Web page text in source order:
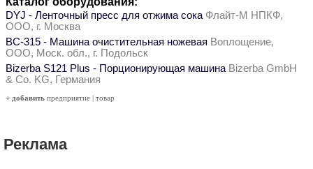
DYJ - Ленточный пресс для отжима сока Флайт-М НПКФ,
ООО, г. Москва
ВС-315 - Машина очистительная ножевая Воплощение,
ООО, Моск. обл., г. Подольск
Bizerba S121 Plus - Порционирующая машина Bizerba GmbH
& Co. KG, Германия
+ добавить предприятие | товар
Реклама